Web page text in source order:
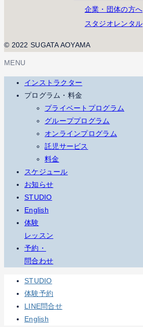
企業・団体の方へ
スタジオレンタル
© 2022 SUGATA AOYAMA
MENU
インストラクター
プログラム・料金
プライベートプログラム
グループプログラム
オンラインプログラム
託児サービス
料金
スケジュール
お知らせ
STUDIO
English
体験
レッスン
予約・
問合わせ
STUDIO
体験予約
LINE問合せ
English